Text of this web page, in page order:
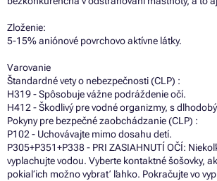
Zloženie:
5-15% aniónové povrchovo aktívne látky.
Varovanie
Štandardné vety o nebezpečnosti (CLP) :
H319 - Spôsobuje vážne podráždenie očí.
H412 - Škodlivý pre vodné organizmy, s
Pokyny pre bezpečné zaobchádzanie (CLP) :
P102 - Uchovávajte mimo dosahu detí.
P305+P351+P338 - PRI ZASIAHNUTÍ OČÍ:
vyplachujte vodou. Vyberte kontaktné šošovky,
pokiaľ ich možno vybrať ľahko. Pokračujte vo